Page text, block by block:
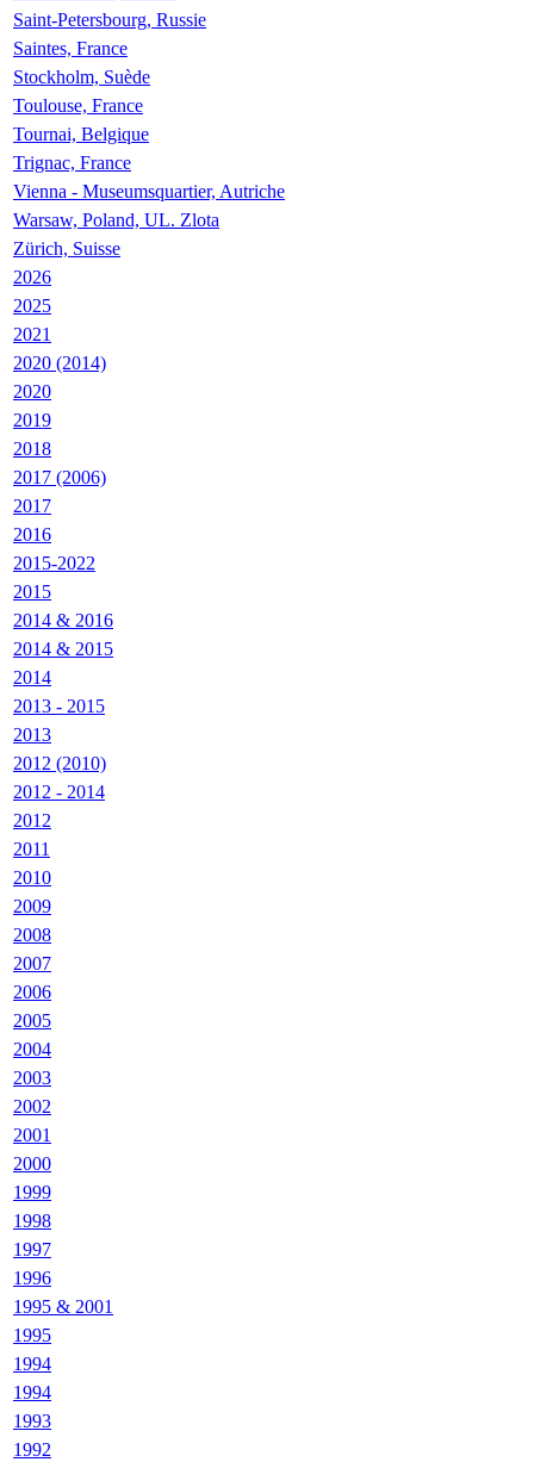
Saint-Petersbourg, Russie
Saintes, France
Stockholm, Suède
Toulouse, France
Tournai, Belgique
Trignac, France
Vienna - Museumsquartier, Autriche
Warsaw, Poland, UL. Zlota
Zürich, Suisse
2026
2025
2021
2020 (2014)
2020
2019
2018
2017 (2006)
2017
2016
2015-2022
2015
2014 & 2016
2014 & 2015
2014
2013 - 2015
2013
2012 (2010)
2012 - 2014
2012
2011
2010
2009
2008
2007
2006
2005
2004
2003
2002
2001
2000
1999
1998
1997
1996
1995 & 2001
1995
1994
1994
1993
1992